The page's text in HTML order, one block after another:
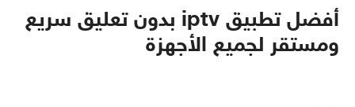
أفضل تطبيق iptv بدون تعليق سريع
ومستقر لجميع الأجهزة